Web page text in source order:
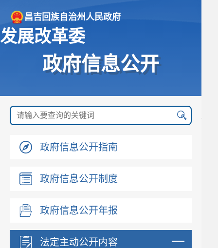
昌吉回族自治州人民政府
发展改革委
政府信息公开
政府信息公开指南
政府信息公开制度
政府信息公开年报
法定主动公开内容